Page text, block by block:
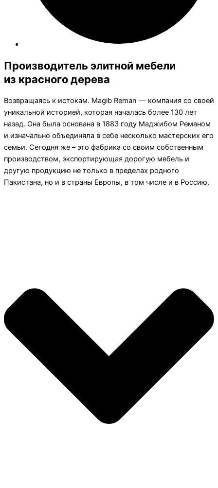
Производитель элитной мебели
из красного дерева
Возвращаясь к истокам. Magib Reman — компания со своей
уникальной историей, которая началась более 130 лет
назад. Она была основана в 1883 году Маджибом Реманом
и изначально объединяла в себе несколько мастерских его
семьи. Сегодня же – это фабрика со своим собственным
производством, экспортирующая дорогую мебель и
другую продукцию не только в пределах родного
Пакистана, но и в страны Европы, в том числе и в Россию.